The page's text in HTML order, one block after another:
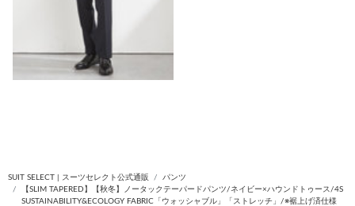
SUIT SELECT | スーツセレクト公式通販
パンツ
【SLIM TAPERED】【秋冬】ノータックテーパードパンツ/ネイビー×ハウンドトゥース/4S
SUSTAINABILITY&ECOLOGY FABRIC「ウォッシャブル」「ストレッチ」/※裾上げ済仕様